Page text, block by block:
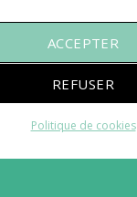
ACCEPTER
REFUSER
Politique de cookies